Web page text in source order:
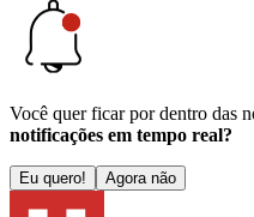
Você quer ficar por dentro das
notificações em tempo real?
Eu quero! Agora não